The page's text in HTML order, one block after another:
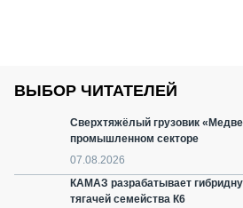
ВЫБОР ЧИТАТЕЛЕЙ
Сверхтяжёлый грузовик
промышленном секторе
07.08.2026
КАМАЗ разрабатывает
тягачей семейства К6